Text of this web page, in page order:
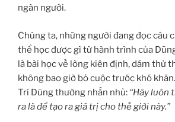
ngàn người.
Chúng ta, những người đang đọc câu
thể học được gì từ hành trình của
là bài học về lòng kiên định, dám thử
không bao giờ bỏ cuộc trước khó
Trí Dũng thường nhắn nhủ: “Hãy luôn
ra là để tạo ra giá trị cho thế giới này.”